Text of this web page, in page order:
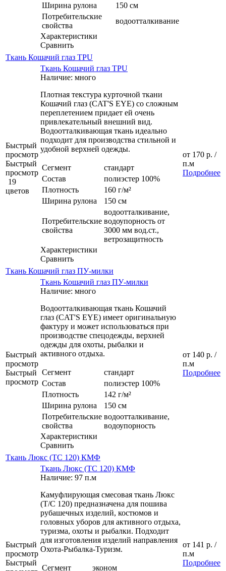
Ширина рулона
150 см
Потребительские
свойства
водоотталкивание
Характеристики
Сравнить
Ткань Кошачий глаз TPU
Быстрый
просмотр
Быстрый
просмотр
19
цветов
Ткань Кошачий глаз TPU
Наличие: много
Плотная текстура курточной ткани
Кошачий глаз (CAT'S EYE) со сложным
переплетением придает ей очень
привлекательный внешний вид.
Водоотталкивающая ткань идеально
подходит для производства стильной и
удобной верхней одежды.
Сегмент
стандарт
Состав
полиэстер 100%
Плотность
160 г/м²
Ширина рулона
150 см
Потребительские
свойства
водоотталкивание,
водоупорность от
3000 мм вод.ст.,
ветрозащитность
Характеристики
Сравнить
от 170 р. /
п.м
Подробнее
Ткань Кошачий глаз ПУ-милки
Быстрый
просмотр
Быстрый
просмотр
Ткань Кошачий глаз ПУ-милки
Наличие: много
Водоотталкивающая ткань Кошачий
глаз (CAT'S EYE) имеет оригинальную
фактуру и может использоваться при
производстве спецодежды, верхней
одежды для охоты, рыбалки и
активного отдыха.
Сегмент
стандарт
Состав
полиэстер 100%
Плотность
142 г/м²
Ширина рулона
150 см
Потребительские
свойства
водоотталкивание,
водоупорность
Характеристики
Сравнить
от 140 р. /
п.м
Подробнее
Ткань Люкс (ТС 120) КМФ
Быстрый
просмотр
Быстрый
Ткань Люкс (ТС 120) КМФ
Наличие: 97 п.м
Камуфлирующая смесовая ткань Люкс
(Т/С 120) предназначена для пошива
рубашечных изделий, костюмов и
головных уборов для активного отдыха,
туризма, охоты и рыбалки. Подходит
для изготовления изделий направления
Охота-Рыбалка-Туризм.
Сегмент эконом
от 141 р. /
п.м
Подробнее